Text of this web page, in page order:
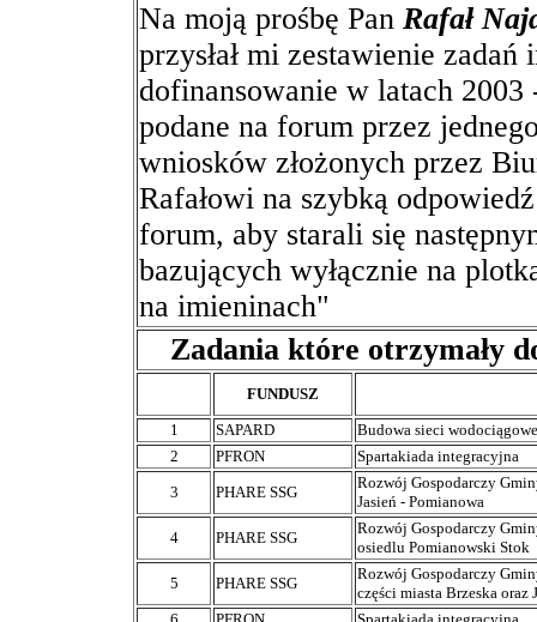
Na moją prośbę Pan Rafał
przysłał mi zestawienie
dofinansowanie w latach
podane na forum przez
wniosków złożonych przez
Rafałowi na szybką
forum, aby starali się
bazujących wyłącznie na
na imieninach"
Zadania które otrzymały
FUNDUSZ
1
SAPARD
Budowa sieci
2
PFRON
Spartakiada integracyjna
3
PHARE SSG
Rozwój Gospodarczy
Jasień - Pomianowa
4
PHARE SSG
Rozwój Gospodarczy
osiedlu Pomianowski Stok
5
PHARE SSG
Rozwój Gospodarczy
części miasta Brzeska